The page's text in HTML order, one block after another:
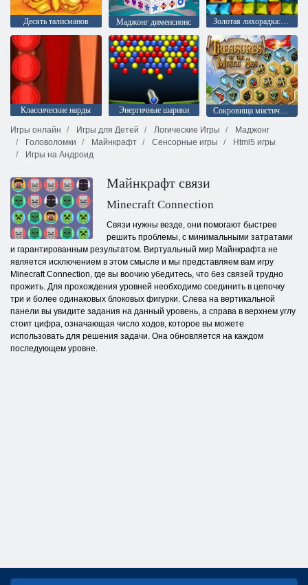
Десять талисманов Mаджонг дименсионс Золотая лихорадка: Охотник за сокровищами
Классические нарды Энергичные шарики
Сокровища мистического моря
Игры онлайн
Игры для Детей Логические Игры
Маджонг
Головоломки
Майнкрафт Сенсорные игры
Html5 игры
Игры на Андроид
Майнкрафт связи
Minecraft Connection
Связи нужны везде, они помогают быстрее
решить проблемы, с минимальными затратами
и гарантированным результатом. Виртуальный мир Майнкрафта не
является исключением в этом смысле и мы представляем вам игру
Minecraft Connection, где вы воочию убедитесь, что без связей трудно
прожить. Для прохождения уровней необходимо соединить в цепочку
три и более одинаковых блоковых фигурки. Слева на вертикальной
панели вы увидите задания на данный уровень, а справа в верхнем углу
стоит цифра, означающая число ходов, которое вы можете
использовать для решения задачи. Она обновляется на каждом
последующем уровне.